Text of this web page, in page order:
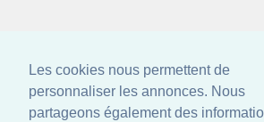
Les cookies nous permettent de
personnaliser les annonces. Nous
partageons également des